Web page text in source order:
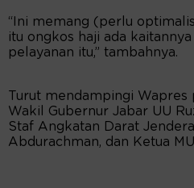
“Ini memang (perlu
itu ongkos haji ada
pelayanan itu,” tambahnya.
Turut mendampingi
Wakil Gubernur Jabar UU
Staf Angkatan Darat
Abdurachman, dan Ketua